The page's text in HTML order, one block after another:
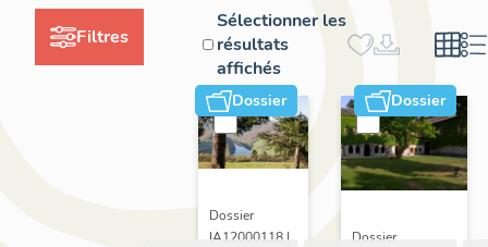
Filtres
Sélectionner les
résultats
affichés
Dossier
Dossier
IA12000118 |
Dossier
Dossier